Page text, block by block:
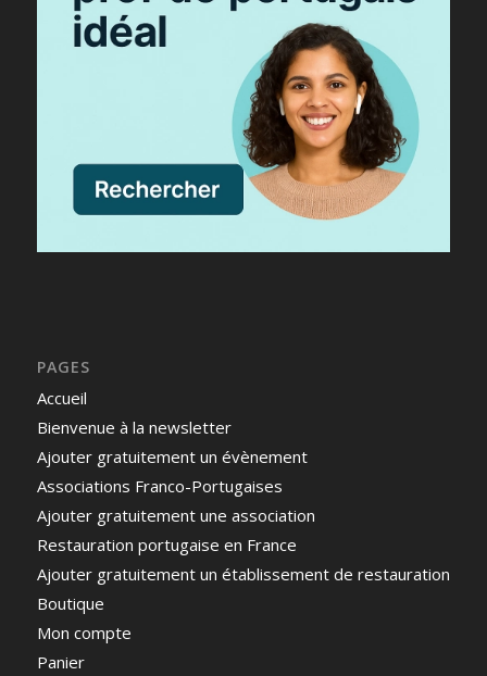
PAGES
Accueil
Bienvenue à la newsletter
Ajouter gratuitement un évènement
Associations Franco-Portugaises
Ajouter gratuitement une association
Restauration portugaise en France
Ajouter gratuitement un établissement de restauration
Boutique
Mon compte
Panier